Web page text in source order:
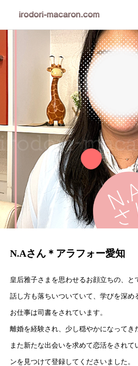
N.Aさん＊アラフォー愛知
皇后雅子さまを思わせるお顔立ちの、と
話し方も落ちいついていて、学びを深め
お仕事は司書をされています。
離婚を経験され、少し穏やかになってき
また新たな出会いを求めて恋活をされて
ンを見つけて登録してくださいました。